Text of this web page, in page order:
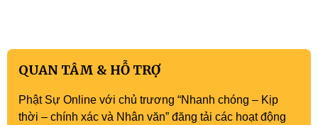
QUAN TÂM & HỖ TRỢ
Phật Sự Online với chủ trương “Nhanh chóng – Kịp
thời – chính xác và Nhân văn” đăng tải các hoạt động